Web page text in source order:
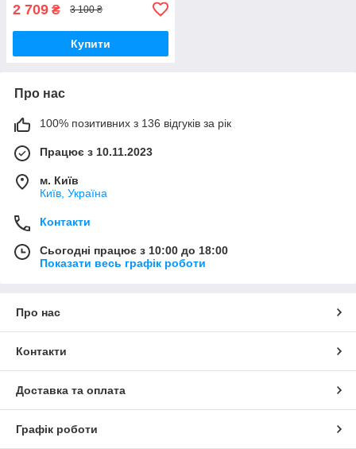
2 709 ₴ 3 100 ₴
Купити
Про нас
100% позитивних з 136 відгуків за рік
Працює з 10.11.2023
м. Київ
Київ, Україна
Контакти
Сьогодні працює з 10:00 до 18:00
Показати весь графік роботи
Про нас
Контакти
Доставка та оплата
Графік роботи